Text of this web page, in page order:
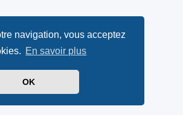
navigation, vous acceptez
En savoir plus
OK